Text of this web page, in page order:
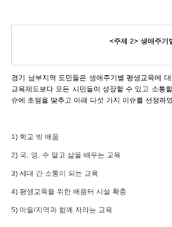
<주제 2> 생애주기
경기 남부지역 도민들은 생애주기별 평생교육에
교육제도보다 모든 시민들이 성장할 수 있고 소통
슈에 초점을 맞추고 아래 다섯 가지 이슈를 선정하
1) 학교 밖 배움
2) 국, 영, 수 말고 삶을 배우는 교육
3) 세대 간 소통이 되는 교육
4) 평생교육을 위한 배움터 시설 확충
5) 마을/지역과 함께 자라는 교육